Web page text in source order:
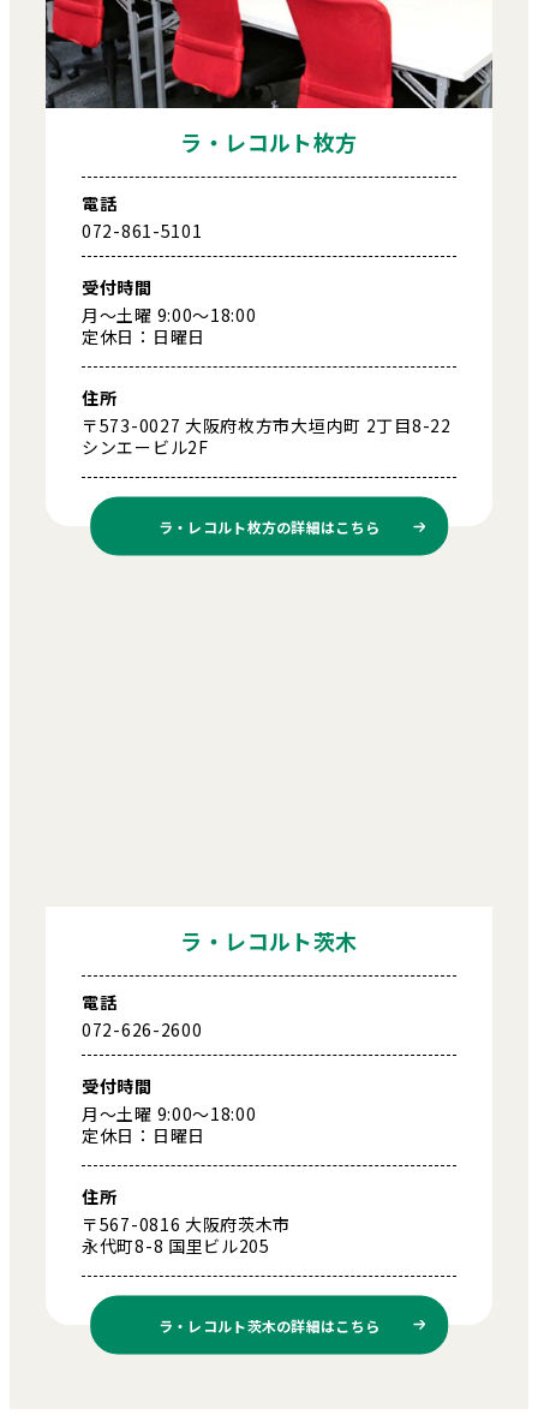
ラ・レコルト枚方
電話
072-861-5101
受付時間
月～土曜 9:00～18:00
定休日：日曜日
住所
〒573-0027 大阪府枚方市大垣内町 2丁目8-22
シンエービル2F
ラ・レコルト枚方の詳細はこちら
ラ・レコルト茨木
電話
072-626-2600
受付時間
月～土曜 9:00～18:00
定休日：日曜日
住所
〒567-0816 大阪府茨木市
永代町8-8 国里ビル205
ラ・レコルト茨木の詳細はこちら